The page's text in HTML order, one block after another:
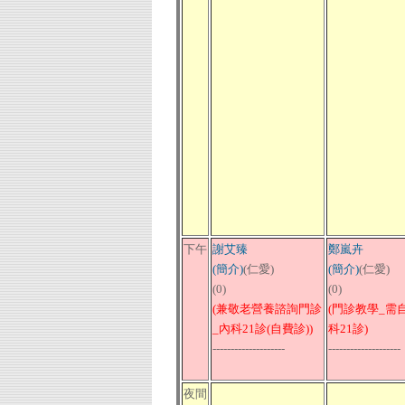
下午 謝艾臻
(簡介)(仁愛)
(0)
(兼敬老營養諮詢門診
_內科21診(自費診))
--------------------
鄭嵐卉
(簡介)(仁愛)
(0)
(門診教學_需
科21診)
--------------------
夜間